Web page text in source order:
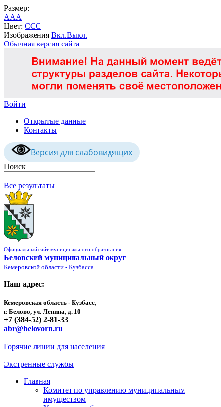
Размер:
AAA
Цвет: CCC
Изображения Вкл.Выкл.
Обычная версия сайта
Войти
Открытые данные
Контакты
Версия для слабовидящих
Поиск
Все результаты
Официальный сайт муниципального образования
Беловский муниципальный округ
Кемеровской области - Кузбасса
Наш адрес:
Кемеровская область - Кузбасс,
г. Белово, ул. Ленина, д. 10
+7 (384-52) 2-81-33
abr@belovorn.ru
Горячие линии для населения
Экстренные службы
Главная
Комитет по управлению муниципальным
имуществом